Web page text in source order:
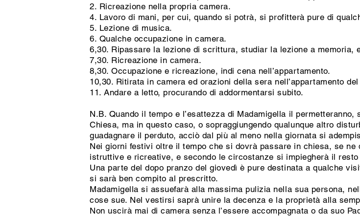
2. Ricreazione nella propria camera.
4. Lavoro di mani, per cui, quando si potrà, si profitterà pure di
5. Lezione di musica.
6. Qualche occupazione in camera.
6,30. Ripassare la lezione di scrittura, studiar la lezione a memoria,
7,30. Ricreazione in camera.
8,30. Occupazione e ricreazione, indi cena nell’appartamento.
10,30. Ritirata in camera ed orazioni della sera nell’appartamento
11. Andare a letto, procurando di addormentarsi subito.
N.B. Quando il tempo e l’esattezza di Madamigella il
Chiesa, ma in questo caso, o sopraggiungendo qualunque altro
guadagnare il perduto, acciò dal più al meno nella giornata si
Nei giorni festivi oltre il tempo che si dovrà passare in chiesa, se
istruttive e ricreative, e secondo le circostanze si impiegherà il
Una parte del dopo pranzo del giovedì è pure destinata a qualche
si sarà ben compito al prescritto.
Madamigella si assuefarà alla massima pulizia nella sua persona,
cose sue. Nel vestirsi saprà unire la decenza e la proprietà alla
Non uscirà mai di camera senza l’essere accompagnata o da suo